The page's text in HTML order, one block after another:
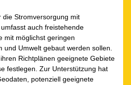
die Stromversorgung mit
auch freistehende
mit möglichst geringen
und Umwelt gebaut werden sollen.
Richtplänen geeignete Gebiete
festlegen. Zur Unterstützung hat
potenziell geeignete